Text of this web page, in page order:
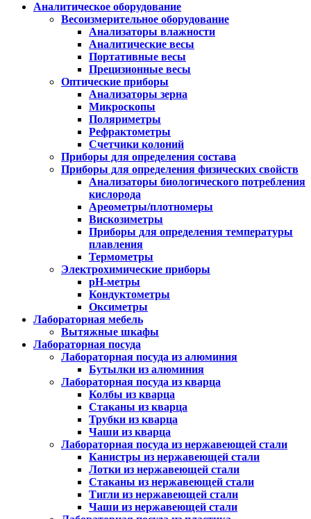
Аналитическое оборудование
Весоизмерительное оборудование
Анализаторы влажности
Аналитические весы
Портативные весы
Прецизионные весы
Оптические приборы
Анализаторы зерна
Микроскопы
Поляриметры
Рефрактометры
Счетчики колоний
Приборы для определения состава
Приборы для определения физических свойств
Анализаторы биологического потребления
кислорода
Ареометры/плотномеры
Вискозиметры
Приборы для определения температуры
плавления
Термометры
Электрохимические приборы
pH-метры
Кондуктометры
Оксиметры
Лабораторная мебель
Вытяжные шкафы
Лабораторная посуда
Лабораторная посуда из алюминия
Бутылки из алюминия
Лабораторная посуда из кварца
Колбы из кварца
Стаканы из кварца
Трубки из кварца
Чаши из кварца
Лабораторная посуда из нержавеющей стали
Канистры из нержавеющей стали
Лотки из нержавеющей стали
Стаканы из нержавеющей стали
Тигли из нержавеющей стали
Чаши из нержавеющей стали